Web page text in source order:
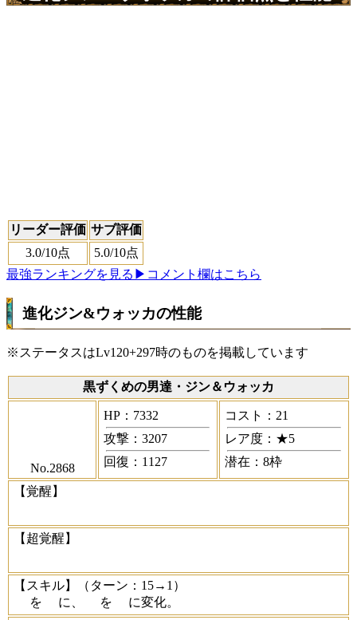
リーダー評価 サブ評価
3.0/10点 5.0/10点
最強ランキングを見る ▶コメント欄はこちら
進化ジン&ウォッカの性能
※ステータスはLv120+297時のものを掲載しています
黒ずくめの男達・ジン＆ウォッカ
No.2868
HP：7332
攻撃：3207
回復：1127
コスト：21
レア度：★5
潜在：8枠
【覚醒】
【超覚醒】
【スキル】
（ターン：15→1）
を
に、 を
に変化。